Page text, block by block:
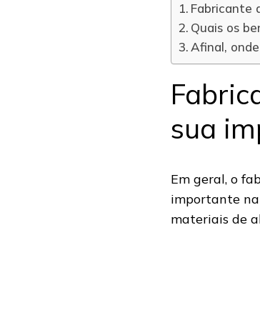
Fabricante
Quais os
Afinal,
sua
Em geral, o
importante
materiais de